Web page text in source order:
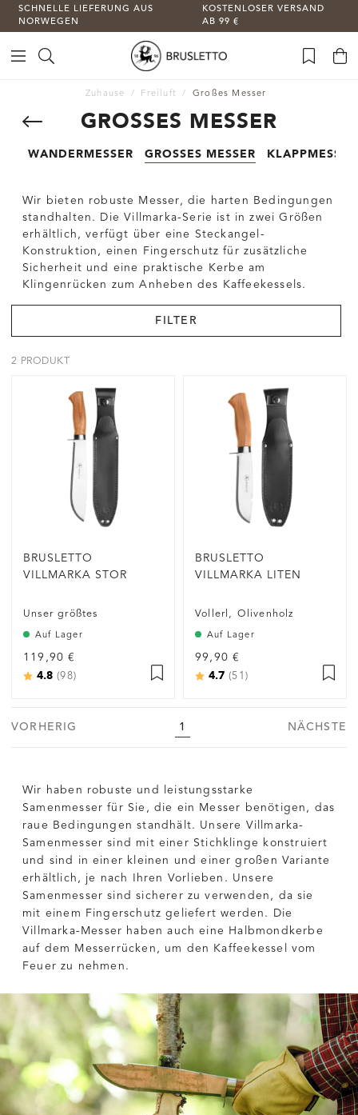
SCHNELLE LIEFERUNG AUS
NORWEGEN
KOSTENLOSER VERSAND
AB 99 €
Zuhause Freiluft Großes Messer
GROSSES MESSER
WANDERMESSER GROSSES MESSER KLAPPMESSER
Wir bieten robuste Messer, die harten Bedingungen
standhalten. Die Villmarka-Serie ist in zwei Größen
erhältlich, verfügt über eine Steckangel-
Konstruktion, einen Fingerschutz für zusätzliche
Sicherheit und eine praktische Kerbe am
Klingenrücken zum Anheben des Kaffeekessels.
FILTER
2 PRODUKT
BRUSLETTO
VILLMARKA STOR
Unser größtes
Auf Lager
119,90 €
Bewertung:
4.8 (98) von 5 Sternen
BRUSLETTO
VILLMARKA LITEN
Vollerl, Olivenholz
Auf Lager
99,90 €
Bewertung:
4.7 (51) von 5 Sternen
VORHERIG 1 NÄCHSTE
Wir haben robuste und leistungsstarke
Samenmesser für Sie, die ein Messer benötigen, das
raue Bedingungen standhält. Unsere Villmarka-
Samenmesser sind mit einer Stichklinge konstruiert
und sind in einer kleinen und einer großen Variante
erhältlich, je nach Ihren Vorlieben. Unsere
Samenmesser sind sicherer zu verwenden, da sie
mit einem Fingerschutz geliefert werden. Die
Villmarka-Messer haben auch eine Halbmondkerbe
auf dem Messerrücken, um den Kaffeekessel vom
Feuer zu nehmen.